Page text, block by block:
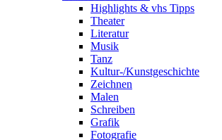
Highlights & vhs Tipps
Theater
Literatur
Musik
Tanz
Kultur-/Kunstgeschichte
Zeichnen
Malen
Schreiben
Grafik
Fotografie